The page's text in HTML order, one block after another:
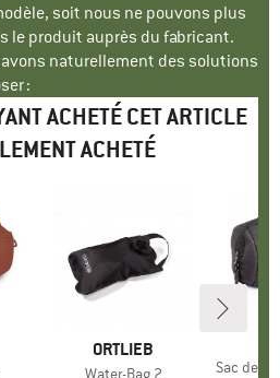
soit nous ne pouvons plus
le produit auprès du fabricant.
naturellement des solutions
:
ACHETÉ CET ARTICLE
ACHETÉ
MARQUE
ORTLIEB
Article
Water-Bag 2
Article
Sac de